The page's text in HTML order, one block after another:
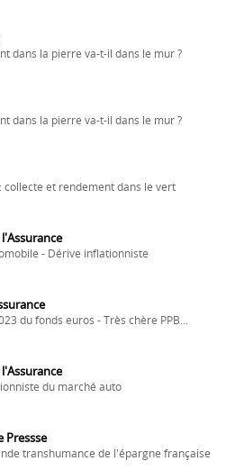
dans la pierre va-t-il dans le mur ?
dans la pierre va-t-il dans le mur ?
collecte et rendement dans le vert
- Dérive inflationniste
du fonds euros - Très chère PPB...
du marché auto
Pressse
transhumance de l'épargne française